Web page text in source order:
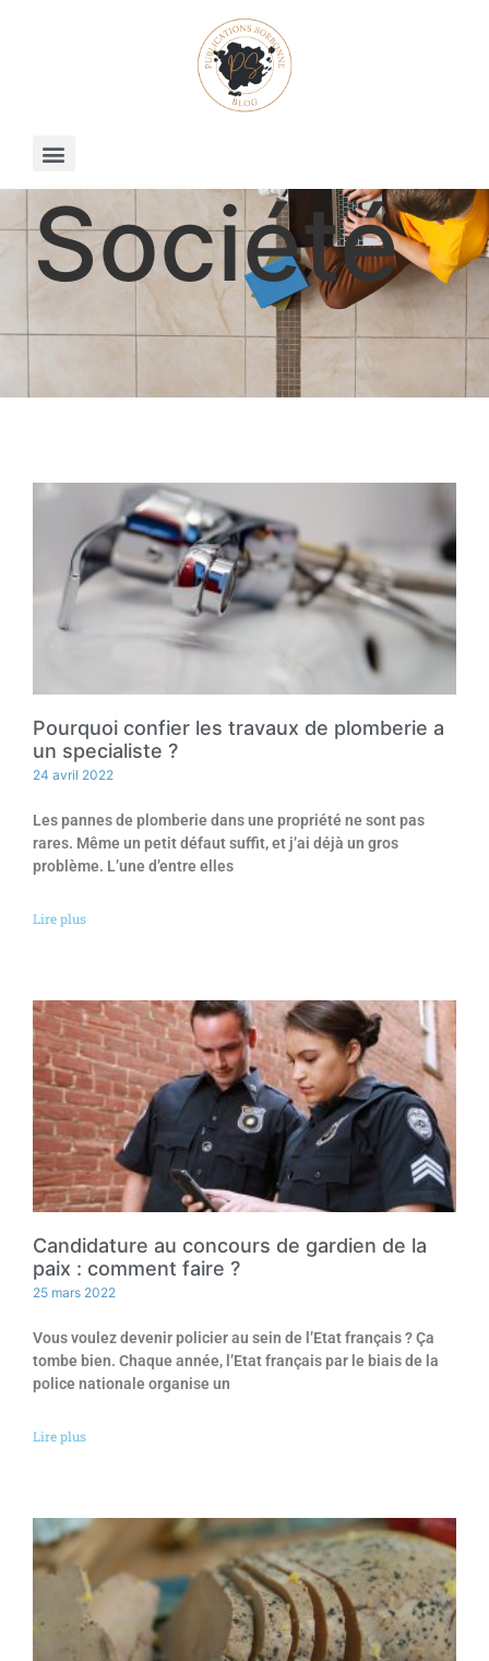
Société
Pourquoi confier les travaux de plomberie a
un specialiste ?
24 avril 2022
Les pannes de plomberie dans une propriété ne sont pas
rares. Même un petit défaut suffit, et j’ai déjà un gros
problème. L’une d’entre elles
Lire plus
Candidature au concours de gardien de la
paix : comment faire ?
25 mars 2022
Vous voulez devenir policier au sein de l’Etat français ? Ça
tombe bien. Chaque année, l’Etat français par le biais de la
police nationale organise un
Lire plus